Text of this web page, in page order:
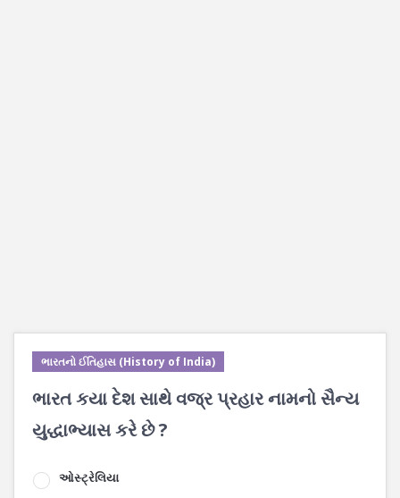
ભારતનો ઈતિહાસ (History of India)
ભારત કયા દેશ સાથે વજ્ર પ્રહાર નામનો સૈન્ય
યુદ્ધાભ્યાસ કરે છે ?
ઓસ્ટ્રેલિયા